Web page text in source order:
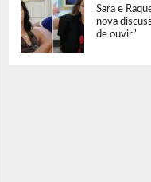
Sara e
nova
de ouvir”